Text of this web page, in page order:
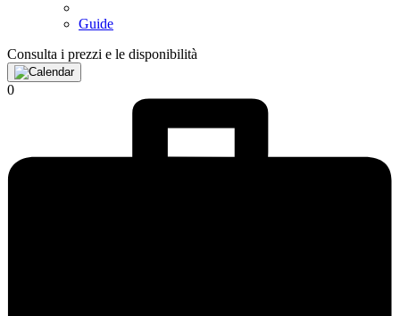
Guide
Consulta i prezzi e le disponibilità
0